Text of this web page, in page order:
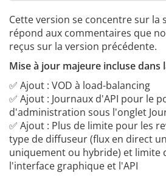
Cette version se concentre sur la
répond aux commentaires que
reçus sur la version précédente.
Mise à jour majeure incluse dans
✅ Ajout : VOD à load-balancing
✅ Ajout : Journaux d'API pour le
d'administration sous l'onglet
✅ Ajout : Plus de limite pour les
type de diffuseur (flux en direct
uniquement ou hybride) et limite
l'interface graphique et l'API